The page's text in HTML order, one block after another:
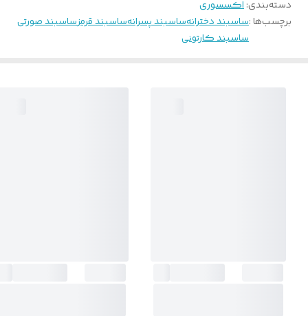
دسته‌بندی:اکسسوری
برچسب‌ها :ساسبند دخترانهساسبند پسرانهساسبند قرمزساسبند صورتی
ساسبند کارتونی